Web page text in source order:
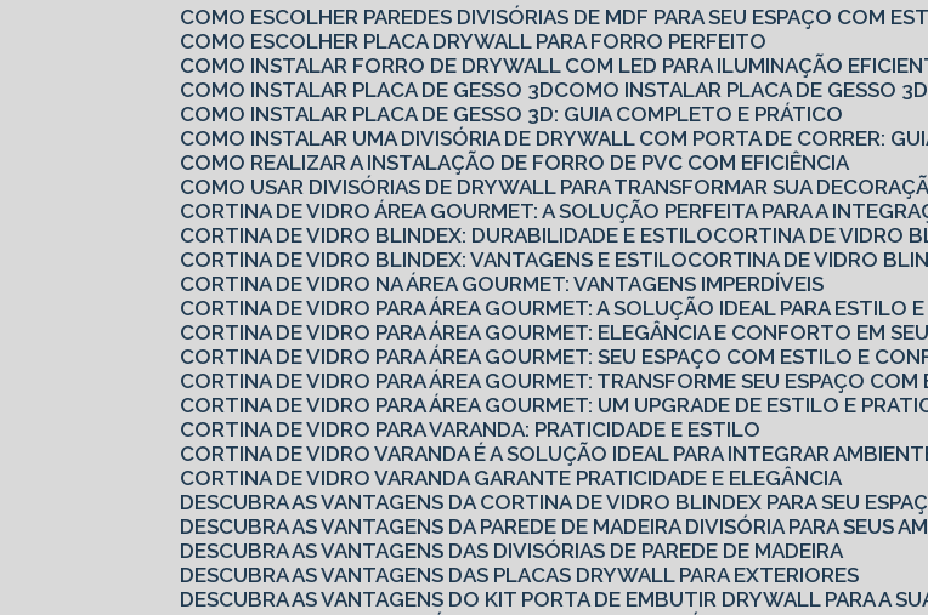
COMO ESCOLHER PAREDES DIVISÓRIAS DE MDF PARA SEU ESPAÇO COM
COMO ESCOLHER PLACA DRYWALL PARA FORRO PERFEITO
COMO INSTALAR FORRO DE DRYWALL COM LED PARA ILUMINAÇÃO
COMO INSTALAR PLACA DE GESSO 3D
COMO INSTALAR PLACA DE GESSO
COMO INSTALAR PLACA DE GESSO 3D: GUIA COMPLETO E PRÁTICO
COMO INSTALAR UMA DIVISÓRIA DE DRYWALL COM PORTA DE CORRER:
COMO REALIZAR A INSTALAÇÃO DE FORRO DE PVC COM EFICIÊNCIA
COMO USAR DIVISÓRIAS DE DRYWALL PARA TRANSFORMAR SUA
CORTINA DE VIDRO ÁREA GOURMET: A SOLUÇÃO PERFEITA PARA A
CORTINA DE VIDRO BLINDEX: DURABILIDADE E ESTILO
CORTINA DE VIDRO
CORTINA DE VIDRO BLINDEX: VANTAGENS E ESTILO
CORTINA DE VIDRO
CORTINA DE VIDRO NA ÁREA GOURMET: VANTAGENS IMPERDÍVEIS
CORTINA DE VIDRO PARA ÁREA GOURMET: A SOLUÇÃO IDEAL PARA ESTILO
CORTINA DE VIDRO PARA ÁREA GOURMET: ELEGÂNCIA E CONFORTO EM
CORTINA DE VIDRO PARA ÁREA GOURMET: SEU ESPAÇO COM ESTILO E
CORTINA DE VIDRO PARA ÁREA GOURMET: TRANSFORME SEU ESPAÇO
CORTINA DE VIDRO PARA ÁREA GOURMET: UM UPGRADE DE ESTILO E
CORTINA DE VIDRO PARA VARANDA: PRATICIDADE E ESTILO
CORTINA DE VIDRO VARANDA É A SOLUÇÃO IDEAL PARA INTEGRAR
CORTINA DE VIDRO VARANDA GARANTE PRATICIDADE E ELEGÂNCIA
DESCUBRA AS VANTAGENS DA CORTINA DE VIDRO BLINDEX PARA SEU
DESCUBRA AS VANTAGENS DA PAREDE DE MADEIRA DIVISÓRIA PARA SEUS
DESCUBRA AS VANTAGENS DAS DIVISÓRIAS DE PAREDE DE MADEIRA
DESCUBRA AS VANTAGENS DAS PLACAS DRYWALL PARA EXTERIORES
DESCUBRA AS VANTAGENS DO KIT PORTA DE EMBUTIR DRYWALL PARA A